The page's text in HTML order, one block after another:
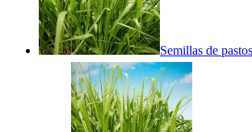
Semillas de pastos